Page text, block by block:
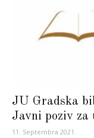
JU Gradska
Javni poziv za
11. Septembra 2021.